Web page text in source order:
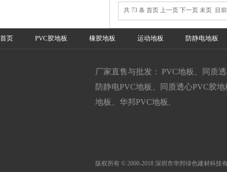
共 73 条 首页 上一页 下一页 未页 目
首页 PVC胶地板 橡胶地板 运动地板 防静电地板
厂家直售与批发： PVC地板、同质
防静电PVC地板、同质透心PVC胶
地板、华邦PVC地板 。
版权所有 © 2000-2018 深圳市华邦绿色建材科技